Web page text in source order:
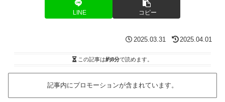
LINE コピー
2025.03.31 2025.04.01
この記事は約8分で読めます。
記事内にプロモーションが含まれています。